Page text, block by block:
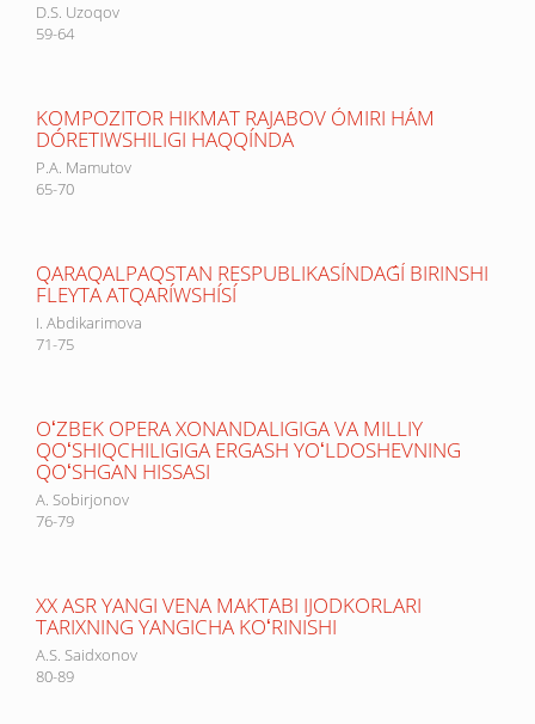
D.S. Uzoqov
59-64
KOMPOZITOR HIKMAT RAJABOV ÓMIRI HÁM
DÓRETIWSHILIGI HAQQÍNDA
P.A. Mamutov
65-70
QARAQALPAQSTAN RESPUBLIKASÍNDAǴÍ BIRINSHI
FLEYTA ATQARÍWSHÍSÍ
I. Abdikarimova
71-75
OʻZBEK OPERA XONANDALIGIGA VA MILLIY
QOʻSHIQCHILIGIGA ERGASH YOʻLDOSHEVNING
QOʻSHGAN HISSASI
A. Sobirjonov
76-79
XX ASR YANGI VENA MAKTABI IJODKORLARI
TARIXNING YANGICHA KOʻRINISHI
A.S. Saidxonov
80-89